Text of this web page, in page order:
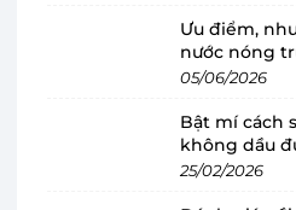
H10D2KCVG-V thiết kế
Ưu điểm,
nước nóng
05/06/2026
Bật mí cách
không dầu
bền
25/02/2026